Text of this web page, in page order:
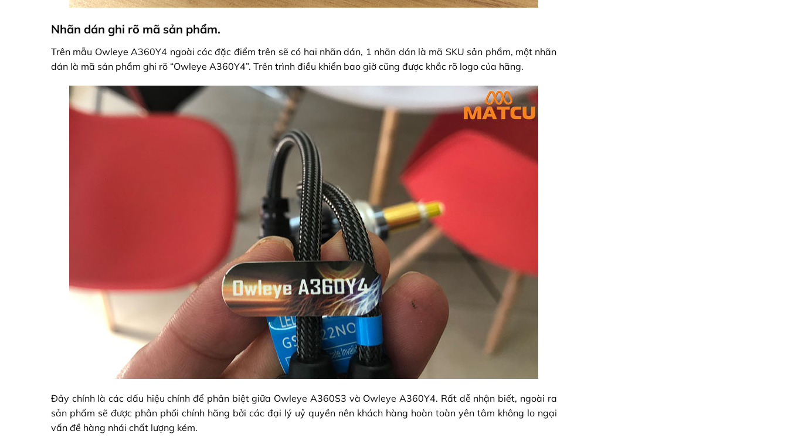
Nhãn dán ghi rõ mã sản phẩm.
Trên mẫu Owleye A360Y4 ngoài các đặc điểm trên sẽ có hai nhãn dán, 1 nhãn dán là mã SKU sản phẩm, một nhãn
dán là mã sản phẩm ghi rõ “Owleye A360Y4”. Trên trình điều khiển bao giờ cũng được khắc rõ logo của hãng.
Đây chính là các dấu hiệu chính để phân biệt giữa Owleye A360S3 và Owleye A360Y4. Rất dễ nhận biết, ngoài ra
sản phẩm sẽ được phân phối chính hãng bởi các đại lý uỷ quyền nên khách hàng hoàn toàn yên tâm không lo ngại
vấn đề hàng nhái chất lượng kém.